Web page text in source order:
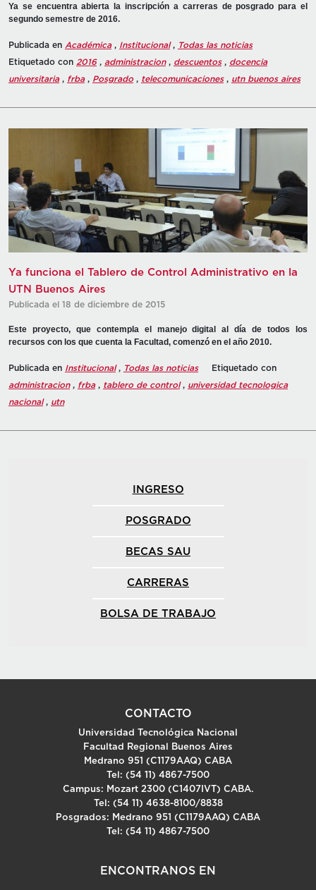
Ya se encuentra abierta la inscripción a carreras de posgrado para el
segundo semestre de 2016.
Publicada en Académica, Institucional, Todas las noticias
Etiquetado con 2016, administracion, descuentos, docencia
universitaria, frba, Posgrado, telecomunicaciones, utn buenos aires
Ya funciona el Tablero de Control Administrativo en la
UTN Buenos Aires
Publicada el 18 de diciembre de 2015
Este proyecto, que contempla el manejo digital al día de todos los
recursos con los que cuenta la Facultad, comenzó en el año 2010.
Publicada en Institucional, Todas las noticias
Etiquetado con
administracion, frba, tablero de control, universidad tecnologica
nacional, utn
INGRESO
POSGRADO
BECAS SAU
CARRERAS
BOLSA DE TRABAJO
CONTACTO
Universidad Tecnológica Nacional
Facultad Regional Buenos Aires
Medrano 951 (C1179AAQ) CABA
Tel: (54 11) 4867-7500
Campus: Mozart 2300 (C1407IVT) CABA.
Tel: (54 11) 4638-8100/8838
Posgrados: Medrano 951 (C1179AAQ) CABA
Tel: (54 11) 4867-7500
ENCONTRANOS EN